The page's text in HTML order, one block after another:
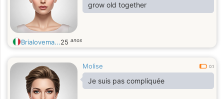
grow old together
Brialovema...25 anos
Molise 0.1
Je suis pas compliquée